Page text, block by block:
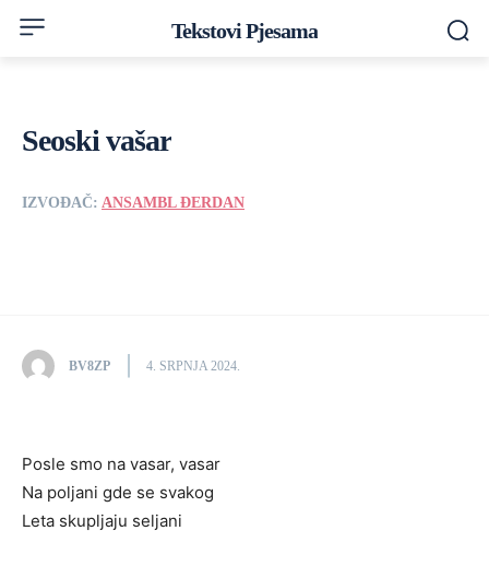
Tekstovi Pjesama
Seoski vašar
IZVOĐAČ: ANSAMBL ĐERDAN
BV8ZP 4. SRPNJA 2024.
Posle smo na vasar, vasar
Na poljani gde se svakog
Leta skupljaju seljani